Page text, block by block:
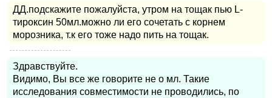
ДД.подскажите пожалуйста, утром на тощак пью L-
тироксин 50мл.можно ли его сочетать с корнем
морозника, т.к его тоже надо пить на тощак.
Здравствуйте.
Видимо, Вы все же говорите не о мл. Такие
исследования совместимости не проводились, по